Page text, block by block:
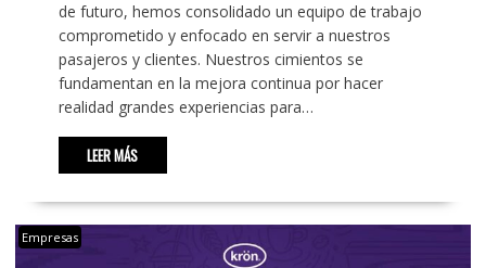
de futuro, hemos consolidado un equipo de trabajo
comprometido y enfocado en servir a nuestros
pasajeros y clientes. Nuestros cimientos se
fundamentan en la mejora continua por hacer
realidad grandes experiencias para…
LEER MÁS
Empresas